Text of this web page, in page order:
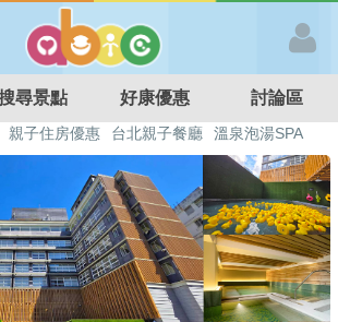
尋景點 好康優惠 討論區
親子住房優惠 台北親子餐廳
溫泉泡湯SPA
DIY摘果 日本親子景點